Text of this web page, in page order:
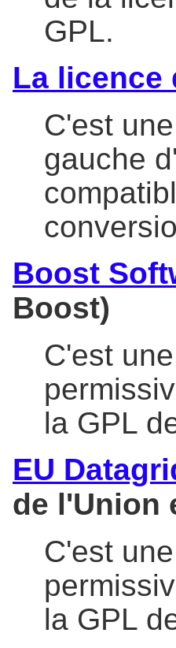
GPL.
La licence
C'est
gauche
Boost
Boost)
C'est
la GPL
EU
de l'Union
C'est
la GPL